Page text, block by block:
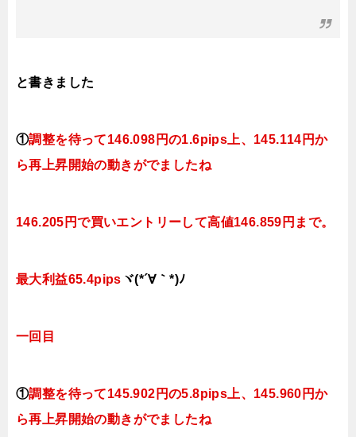
と書きました
①調整を待って146.098 円の1.6pips上、145.114円か
ら再上昇開始の動きがでましたね
146.205円で買いエントリーして高値146.859円まで。
最大利益65.4pips ヾ(*´∀｀*)ﾉ
一回目
①調整を待って145.902 円の5.8pips上、145.960円か
ら再上昇開始の動きがでましたね